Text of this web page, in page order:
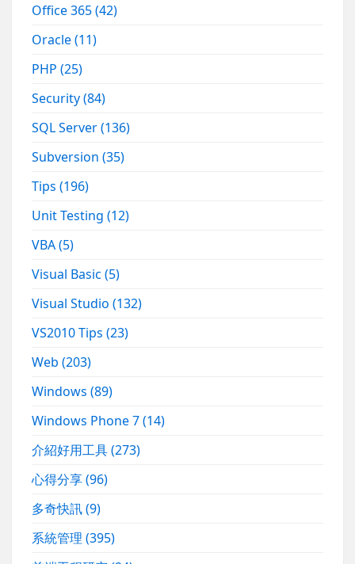
Office 365(42)
Oracle(11)
PHP(25)
Security(84)
SQL Server(136)
Subversion(35)
Tips(196)
Unit Testing(12)
VBA(5)
Visual Basic(5)
Visual Studio(132)
VS2010 Tips(23)
Web(203)
Windows(89)
Windows Phone 7(14)
介紹好用工具(273)
心得分享(96)
多奇快訊(9)
系統管理(395)